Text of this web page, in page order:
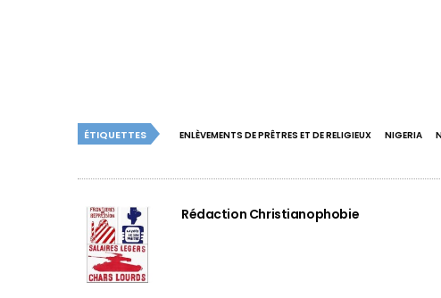
ÉTIQUETTES ENLÈVEMENTS DE PRÊTRES ET DE RELIGIEUX NIGERIA
Rédaction Christianophobie